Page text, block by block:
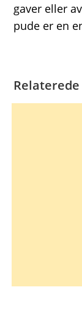
gaver eller
pude er en